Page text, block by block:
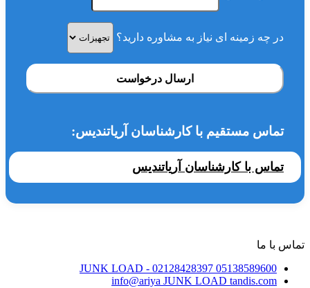
در چه زمینه ای نیاز به مشاوره دارید؟
ارسال درخواست
تماس مستقیم با کارشناسان آریاتندیس:
تماس با کارشناسان آریاتندیس
تماس با ما
05138589600
JUNK LOAD - 02128428397
info@ariya JUNK LOAD tandis.com